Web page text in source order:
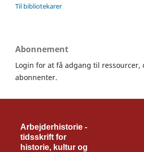
Til bibliotekarer
Abonnement
Login for at få adgang til ressourcer,
abonnenter.
Arbejderhistorie -
tidsskrift for
historie, kultur og